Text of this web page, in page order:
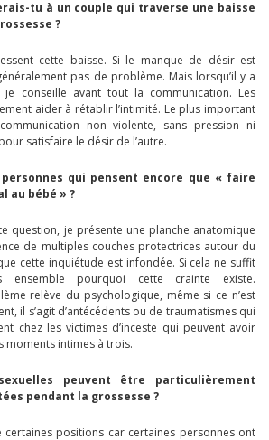
tu à un couple qui traverse une baisse
?
cette baisse. Si le manque de désir est
pas de problème. Mais lorsqu’il y a
conseille avant tout la communication. Les
aider à rétablir l’intimité. Le plus important
non violente, sans pression ni
satisfaire le désir de l’autre.
qui pensent encore que « faire
au bébé » ?
question, je présente une planche anatomique
de multiples couches protectrices autour du
cette inquiétude est infondée. Si cela ne suffit
ensemble pourquoi cette crainte existe.
relève du psychologique, même si ce n’est
il s’agit d’antécédents ou de traumatismes qui
chez les victimes d’inceste qui peuvent avoir
moments intimes à trois.
peuvent être particulièrement
pendant la grossesse ?
certaines positions car certaines personnes ont